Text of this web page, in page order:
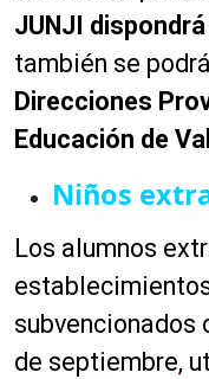
JUNJI
también se
Direcciones
Educación de
Niños
Los alumnos
subvencionados
de septiembre,